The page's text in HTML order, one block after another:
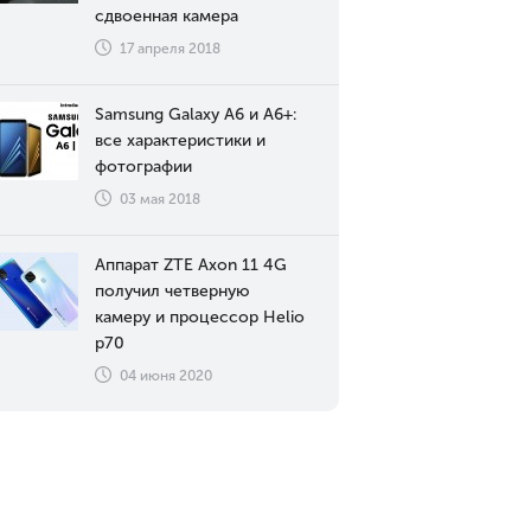
сдвоенная камера
17 апреля 2018
Samsung Galaxy A6 и A6+:
все характеристики и
фотографии
03 мая 2018
Аппарат ZTE Axon 11 4G
получил четверную
камеру и процессор Helio
p70
04 июня 2020